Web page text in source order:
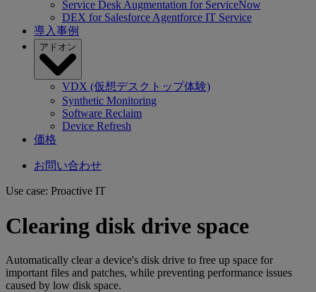
Service Desk Augmentation for ServiceNow
DEX for Salesforce Agentforce IT Service
導入事例
アドオン
VDX (仮想デスクトップ体験)
Synthetic Monitoring
Software Reclaim
Device Refresh
価格
お問い合わせ
Use case: Proactive IT
Clearing disk drive space
Automatically clear a device's disk drive to free up space for
important files and patches, while preventing performance issues
caused by low disk space.